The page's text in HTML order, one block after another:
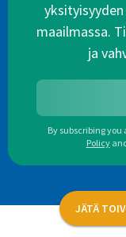
maailmassa.
ja
By subscribing you
Policy
JÄTÄ